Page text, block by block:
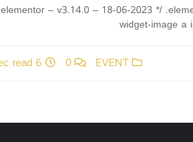
/*! elementor – v3.14.0 – 18-06-2023 */
widget-image a
0